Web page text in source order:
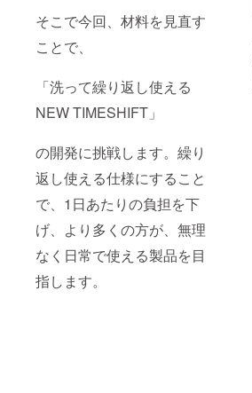
そこで今回、材料を見直す
ことで、
「洗って繰り返し使える
NEW TIMESHIFT」
の開発に挑戦します。繰り
返し使える仕様にすること
で、1日あたりの負担を下
げ、より多くの方が、無理
なく日常で使える製品を目
指します。